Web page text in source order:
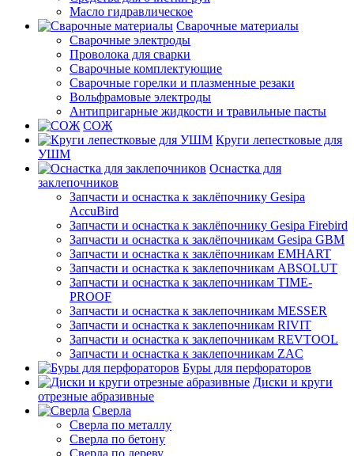
Масло гидравлическое
Сварочные материалы
Сварочные электроды
Проволока для сварки
Сварочные комплектующие
Сварочные горелки и плазменные резаки
Вольфрамовые электроды
Антипригарные жидкости и травильные пасты
СОЖ
Круги лепестковые для
УШМ
Оснастка для
заклепочников
Запчасти и оснастка к заклёпочнику Gesipa
AccuBird
Запчасти и оснастка к заклёпочнику Gesipa Firebird
Запчасти и оснастка к заклёпочникам Gesipa GBM
Запчасти и оснастка к заклёпочникам EMHART
Запчасти и оснастка к заклепочникам ABSOLUT
Запчасти и оснастка к заклепочникам TIME-
PROOF
Запчасти и оснастка к заклепочникам MESSER
Запчасти и оснастка к заклепочникам RIVIT
Запчасти и оснастка к заклепочникам REVTOOL
Запчасти и оснастка к заклепочникам ZAC
Буры для перфораторов
Диски и круги
отрезные абразивные
Сверла
Сверла по металлу
Сверла по бетону
Сверла по дереву